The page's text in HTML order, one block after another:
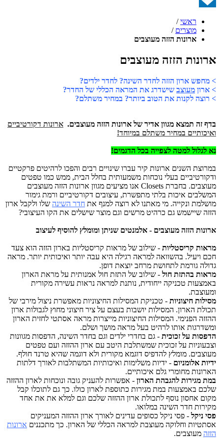
ראשי
/
מוצרים /
ארונות הזזה מעוצבים
הזזה מעוצבים
ארון הזזה לחדר השינה? לחדר ילדים?
מעוצבשישדרג את המראה הכללי של החדר?
לקנות את הטוב ביותר? במחיר משתלם?
תמצא מגוון אדיר של ארונות הזזה מעוצבים.ארונות דקורטיביים
במחיר משתלם במיוחד!
למטה לצפייה בכל הדגמים!
השנים ארונות קיר עברו שינויים רבים והפכו לרהיטים פרקטיים
בעלי נוכחות משמעותית בחלל הבית, ממש כמו טפטים
מעוצבים. בחברת Closets אנו מציעים מגוון ארונות הזזה מעוצבים
איכות בלתי מתפשרת, עיצובים דקורטיביים ורמת גימור
ונקייה. מי מאתנו לא רוצה למנף אתחדר השינהשלו ולקבל ארון
שיישמש גם כרהיט מרשים וגם מוצר שישלים את הקו העיצובי?
הזזה מעוצבים - אלמנטים שניתן ומומלץ להוסיף לעיצוב
קריסטליות- שילוב של מראות קריסטליות בארון הזזה הוא צעד
בהשוואה למראה רגילה היא עבה יותר ואיכותית יותר. מראה
גורמת לתחושת מרחב יוצאת דופן.
בהתזת חול- שילוב של התזת חול אמנותית על מראת הארון
טכניקה ייחודית, נותנת למראה נראות עשירה מקורית
חיצוניות- טכניקת המסילות החיצוניות מאפשרת ניצול מירבי של
הארון. המסילות יושבות בעצם על ציר חיצוני מחוץ לגבולות ארון
הפנימי. המסילות החיצוניות מייצרות מראה אסתטי לחזית הארון
אותו לרהיט בעל מראה מושך ושלם.
על זכוכית- גם בחדרי ילדים וגם בחדר השינה, הדפסות מגוונות
על זכוכית שמשתלבת היטב עם ארון ההזזה ועם טפטים
מומלץ להדפיס דוגמא מקורית ולא דוגמה שהיא טרנד חולף.
אלומניום- ידיות משלימות ואיכותיות המשתלבות לאורך דלתות
מחומרי גלם איכותיים.
להגבהת הארון- אפשרות להעניק גובה ונוכחות לארון ההזזה
באמצעות במת מגירות כתוספת לארון כולו. כך גם לתוכלו קבל
אחסון נוסף לתכולת ארון ההזזה שלכם וגם למלא את את אחד
חדר השינה במלואו.
- פסי ניקל כסופים עדינים לאורך ארון ההזזה המעניקים
וחלוקה מעוצבת למראה הכללי של הארון. כך מתכנניםארונות
מעוצבים.